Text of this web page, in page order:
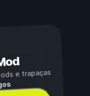
e trapaças